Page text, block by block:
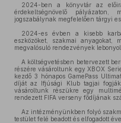
2024-ben a könyvtár az
érdekeltségnövelő
jogszabálynak megfelelően tárgyi
2024-es évben a kisebb
eszközöket, szakmai
megvalósuló rendezvények
A költségvetésben betervezett
részére vásároltunk egy XBOX
kezdő 3 hónapos GamePass
díját az Ifjúsági Klub tagjai
vásároltunk részükre egy
rendezett FIFA verseny fődíjának
Az intézményünkben folyó
testület felé beadott és elfogadott